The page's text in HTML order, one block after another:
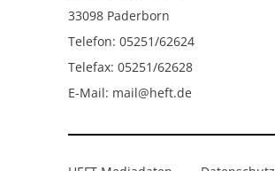
33098 Paderborn
Telefon: 05251/62624
Telefax: 05251/62628
E-Mail: mail@heft.de